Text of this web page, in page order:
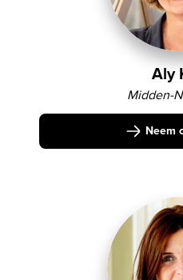
Aly
Midden-
Neem